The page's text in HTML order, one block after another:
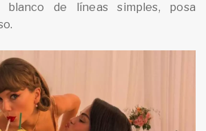
de líneas simples, posa